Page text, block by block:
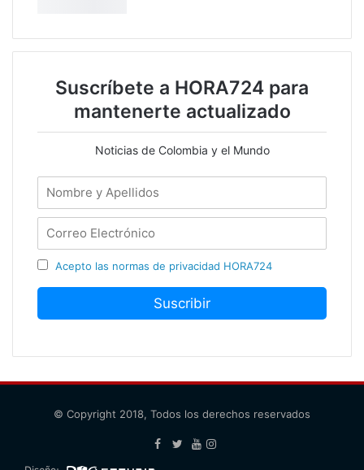
Suscríbete a HORA724 para
mantenerte actualizado
Noticias de Colombia y el Mundo
Acepto las normas de privacidad HORA724
© Copyright 2018, Todos los derechos reservados